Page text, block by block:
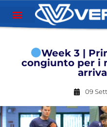
Week 3 |
congiunto per i
09